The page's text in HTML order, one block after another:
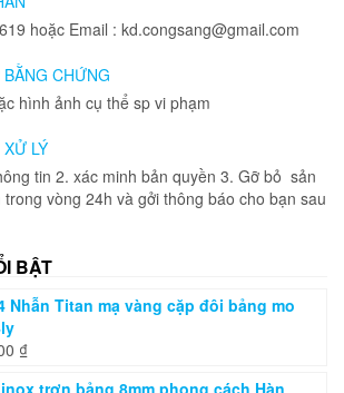
thể
được
hoặc Email : kd.congsang@gmail.com
CHỨNG
hình ảnh cụ thể sp vi phạm
LÝ
tin 2. xác minh bản quyền 3. Gỡ bỏ sản
vòng 24h và gởi thông báo cho bạn sau
BẬT
Nhẫn Titan mạ vàng cặp đôi bảng mo
₫